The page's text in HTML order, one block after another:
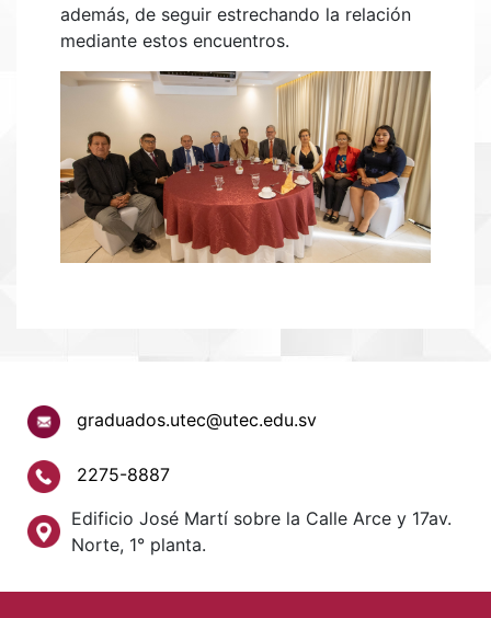
además, de seguir estrechando la relación
mediante estos encuentros.
graduados.utec@utec.edu.sv
2275-8887
Edificio José Martí sobre la Calle Arce y 17av.
Norte, 1° planta.